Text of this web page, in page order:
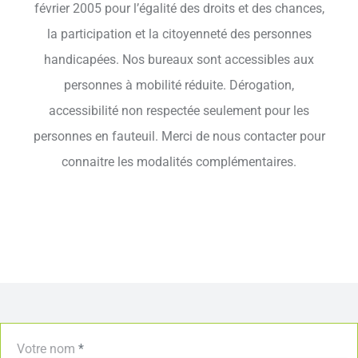
février 2005 pour l’égalité des droits et des chances,
la participation et la citoyenneté des personnes
handicapées. Nos bureaux sont accessibles aux
personnes à mobilité réduite. Dérogation,
accessibilité non respectée seulement pour les
personnes en fauteuil. Merci de nous contacter pour
connaitre les modalités complémentaires.
Votre nom *